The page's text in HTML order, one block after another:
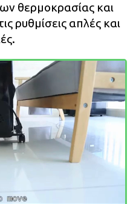
θερμοκρασίας και
ρυθμίσεις απλές και